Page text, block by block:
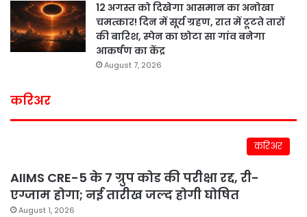
12 अगस्त को दिखेगा आसमान का अनोखा
चमत्कार! दिन में सूर्य ग्रहण, रात में टूटते तारों
की बारिश, स्पेन का छोटा सा गांव बनेगा
आकर्षण का केंद्र
August 7, 2026
करिअर
करिअर
AIIMS CRE-5 के 7 ग्रुप कोड की परीक्षा रद्द, री-
एग्जाम होगा; नई तारीख जल्द होगी घोषित
August 1, 2026